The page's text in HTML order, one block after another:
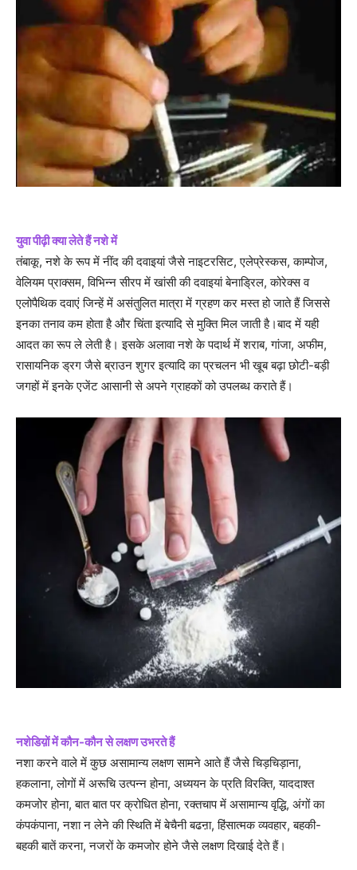
युवा पीढ़ी क्या लेते हैं नशे में
तंबाकू, नशे के रूप में नींद की दवाइयां जैसे नाइटरसिट, एलेप्रेस्कस, काम्पोज,
वेलियम प्राक्सम, विभिन्न सीरप में खांसी की दवाइयां बेनाड्रिल, कोरेक्स व
एलोपैथिक दवाएं जिन्हें में असंतुलित मात्रा में ग्रहण कर मस्त हो जाते हैं जिससे
इनका तनाव कम होता है और चिंता इत्यादि से मुक्ति मिल जाती है।बाद में यही
आदत का रूप ले लेती है। इसके अलावा नशे के पदार्थ में शराब, गांजा, अफीम,
रासायनिक ड्रग जैसे ब्राउन शुगर इत्यादि का प्रचलन भी खूब बढ़ा छोटी-बड़ी
जगहों में इनके एजेंट आसानी से अपने ग्राहकों को उपलब्ध कराते हैं।
नशेडिय़ों में कौन-कौन से लक्षण उभरते हैं
नशा करने वाले में कुछ असामान्य लक्षण सामने आते हैं जैसे चिड़चिड़ाना,
हकलाना, लोगों में अरूचि उत्पन्न होना, अध्ययन के प्रति विरक्ति, याददाश्त
कमजोर होना, बात बात पर क्रोधित होना, रक्तचाप में असामान्य वृद्धि, अंगों का
कंपकंपाना, नशा न लेने की स्थिति में बेचैनी बढऩा, हिंसात्मक व्यवहार, बहकी-
बहकी बातें करना, नजरों के कमजोर होने जैसे लक्षण दिखाई देते हैं।